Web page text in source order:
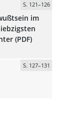
S. 121–126
im
(PDF)
S. 127–131